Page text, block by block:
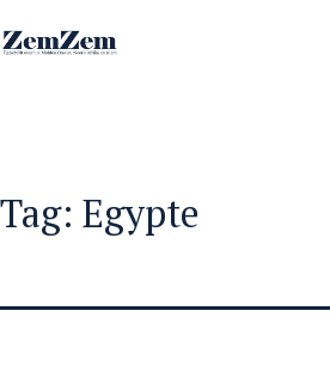
naar
Tag: Egypte